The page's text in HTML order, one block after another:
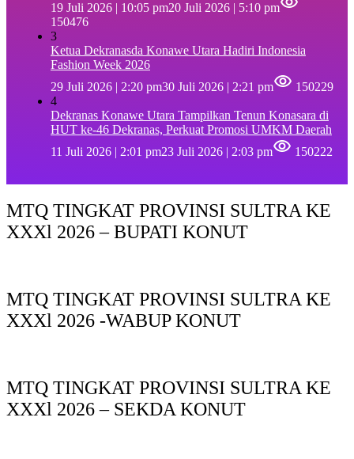
19 Juli 2026 | 10:05 pm20 Juli 2026 | 5:10 pm
150476
3
Ketua Dekranasda Konawe Utara Hadiri Indonesia
Fashion Week 2026
29 Juli 2026 | 2:20 pm30 Juli 2026 | 2:21 pm
150229
4
Dekranas Konawe Utara Tampilkan Tenun Konasara di
HUT ke-46 Dekranas, Perkuat Promosi UMKM Daerah
11 Juli 2026 | 2:01 pm23 Juli 2026 | 2:03 pm 150222
MTQ TINGKAT PROVINSI SULTRA KE
XXXl 2026 – BUPATI KONUT
MTQ TINGKAT PROVINSI SULTRA KE
XXXl 2026 -WABUP KONUT
MTQ TINGKAT PROVINSI SULTRA KE
XXXl 2026 – SEKDA KONUT